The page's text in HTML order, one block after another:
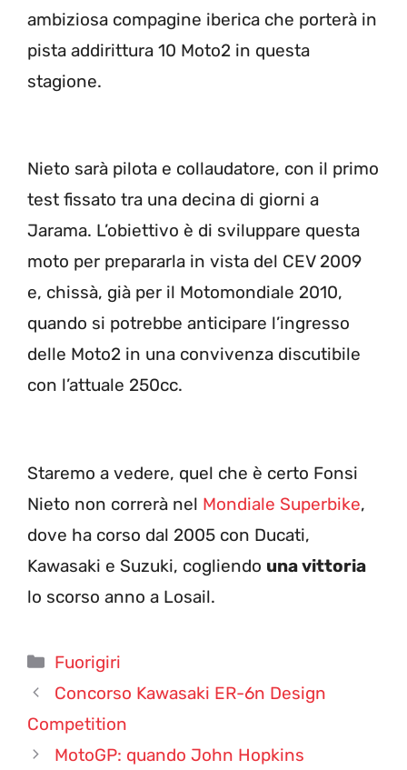
ambiziosa compagine iberica che porterà in
pista addirittura 10 Moto2 in questa
stagione.
Nieto sarà pilota e collaudatore, con il primo
test fissato tra una decina di giorni a
Jarama. L’obiettivo è di sviluppare questa
moto per prepararla in vista del CEV 2009
e, chissà, già per il Motomondiale 2010,
quando si potrebbe anticipare l’ingresso
delle Moto2 in una convivenza discutibile
con l’attuale 250cc.
Staremo a vedere, quel che è certo Fonsi
Nieto non correrà nel Mondiale Superbike,
dove ha corso dal 2005 con Ducati,
Kawasaki e Suzuki, cogliendo una vittoria
lo scorso anno a Losail.
Categorie
Fuorigiri
Concorso Kawasaki ER-6n Design
Competition
MotoGP: quando John Hopkins